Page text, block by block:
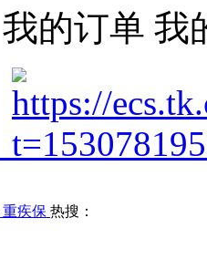
我的订单 我
重疾保 热搜：